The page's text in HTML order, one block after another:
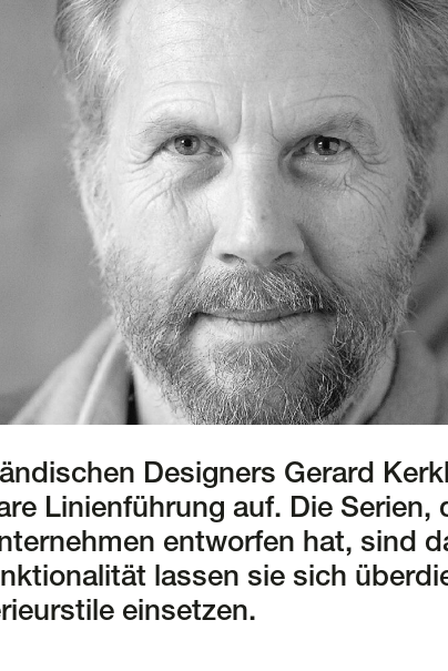
Designers Gerard
Linienführung auf. Die Serien,
entworfen hat, sind
lassen sie sich
einsetzen.